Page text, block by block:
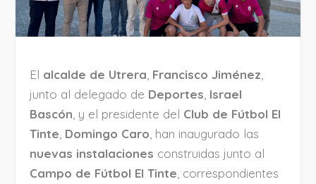
El alcalde de Utrera Francisco Jiménez
junto al delegado de Deportes Israel
Bascón , y el presidente del Club de Fútbol El
Tinte Domingo Caro , han inaugurado las
nuevas instalaciones construidas junto al
Campo de Fútbol El Tinte , correspondientes